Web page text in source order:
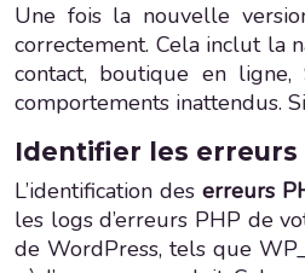
Une fois la nouvelle
correctement. Cela inclut la
contact, boutique en
comportements inattendus.
Identifier les
L’identification deserreurs
les logs d’erreurs PHP de
de WordPress, tels que